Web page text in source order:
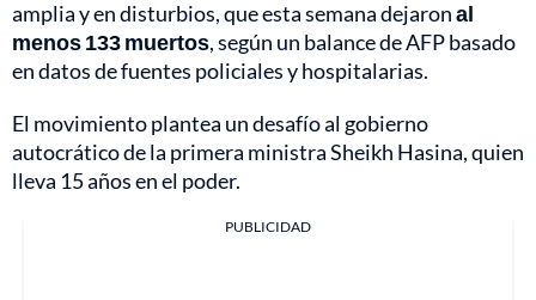
amplia y en disturbios, que esta semana dejaronal
menos 133 muertos, según un balance de AFP basado
en datos de fuentes policiales y hospitalarias.
El movimiento plantea un desafío al gobierno
autocrático de la primera ministra Sheikh Hasina, quien
lleva 15 años en el poder.
PUBLICIDAD